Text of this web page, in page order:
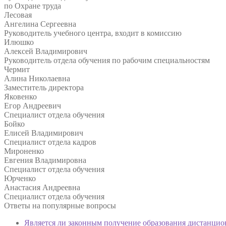
по Охране труда
Лесовая
Ангелина Сергеевна
Руководитель учебного центра, входит в комиссию
Илюшко
Алексей Владимирович
Руководитель отдела обучения по рабочим специальностям
Чермит
Алина Николаевна
Заместитель директора
Яковенко
Егор Андреевич
Специалист отдела обучения
Бойко
Елисей Владимирович
Специалист отдела кадров
Мироненко
Евгения Владимировна
Специалист отдела обучения
Юрченко
Анастасия Андреевна
Специалист отдела обучения
Ответы на популярные вопросы
Является ли законным получение образования